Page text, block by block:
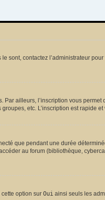
sont, contactez l’administrateur
ailleurs, l’inscription vous
etc. L’inscription est rapide
que pendant une durée
au forum (bibliothèque,
cette option sur Oui ainsi seuls les